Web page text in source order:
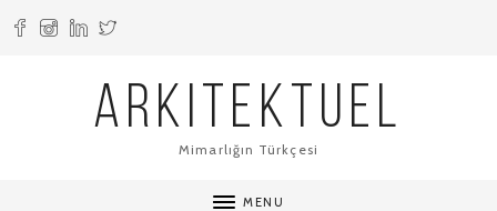
ARKITEKTUEL
Mimarlığın Türkçesi
MENU